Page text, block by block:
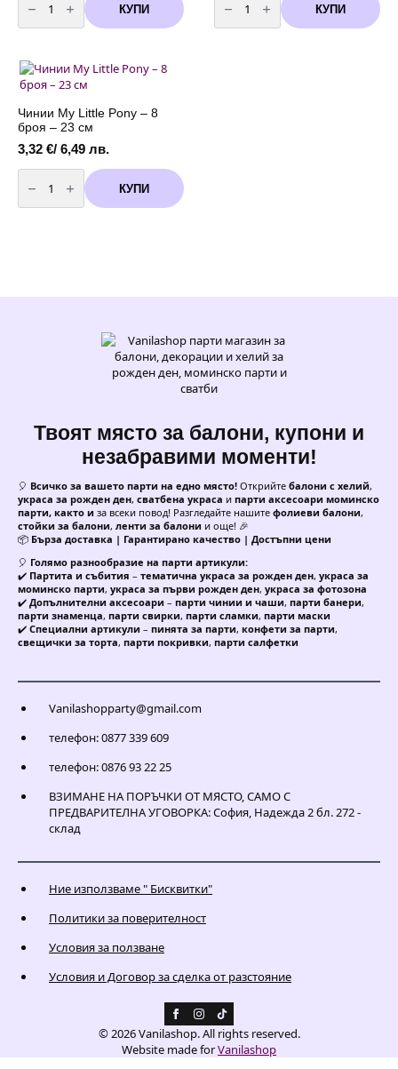
за
Фолио
Балон
-
цикламени
букви
КУПИ за
Чаши
My
КУПИ
Чинии My Little Pony – 8
броя – 23 см
3,32 €/ 6,49 лв.
количество
за
Чинии
My
см
КУПИ
Твоят място за балони, купони и
незабравими моменти!
🎈 Всичко за вашето парти на едно място! Открийте балони с хелий,
украса за рожден ден, сватбена украса и парти аксесоари моминско
парти, както и за всеки повод! Разгледайте нашите фолиеви балони,
стойки за балони, ленти за балони и още! 🎉
📦 Бърза доставка | Гарантирано качество | Достъпни цени
🎈 Голямо разнообразие на парти артикули:
✔️ Партита и събития – тематична украса за рожден ден, украса за
моминско парти, украса за първи рожден ден, украса за фотозона
✔️ Допълнителни аксесоари – парти чинии и чаши, парти банери,
парти знаменца, парти свирки, парти сламки, парти маски
✔️ Специални артикули – пинята за парти, конфети за парти,
свещички за торта, парти покривки, парти салфетки
Vanilashopparty@gmail.com
телефон: 0877 339 609
телефон: 0876 93 22 25
ВЗИМАНЕ НА ПОРЪЧКИ ОТ МЯСТО, САМО С
ПРЕДВАРИТЕЛНА УГОВОРКА: София, Надежда 2 бл. 272 -
склад
Ние използваме " Бисквитки"
Политики за поверителност
Условия за ползване
Условия и Договор за сделка от разстояние
© 2026 Vanilashop. All rights reserved.
Website made forVanilashop